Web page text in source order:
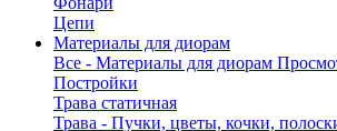
Цепи
Материалы для диорам
Все - Материалы для диорам
Постройки
Трава статичная
Трава - Пучки, цветы, кочки,